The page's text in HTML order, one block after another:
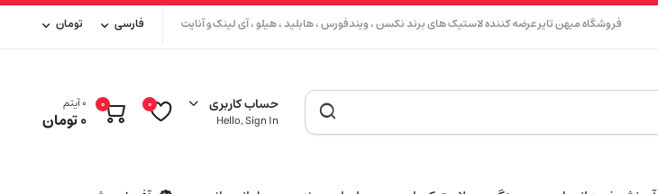
فروشگاه میهن تایر عرضه کننده لاستیک های برند نکسن ، ویندفورس ، هابلید ، هیلو ، آی لینک و آنایت فارسی تومان
حساب کاربری
Hello, Sign In
0
0 0 آیتم
0تومان